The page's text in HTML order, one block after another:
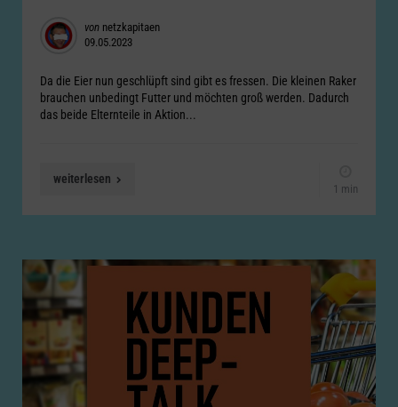
Posted
by
von netzkapitaen
09.05.2023
Da die Eier nun geschlüpft sind gibt es fressen. Die kleinen Raker
brauchen unbedingt Futter und möchten groß werden. Dadurch
das beide Elternteile in Aktion...
weiterlesen
1 min